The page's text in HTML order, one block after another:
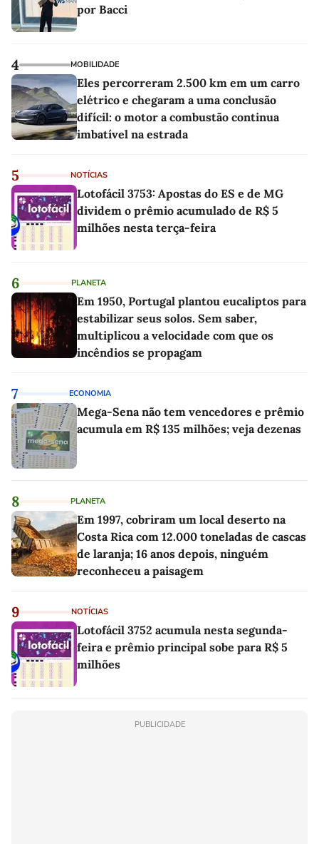
por Bacci
4 MOBILIDADE
Eles percorreram 2.500 km em um carro
elétrico e chegaram a uma conclusão
difícil: o motor a combustão continua
imbatível na estrada
5 NOTÍCIAS
Lotofácil 3753: Apostas do ES e de MG
dividem o prêmio acumulado de R$ 5
milhões nesta terça-feira
6 PLANETA
Em 1950, Portugal plantou eucaliptos para
estabilizar seus solos. Sem saber,
multiplicou a velocidade com que os
incêndios se propagam
7 ECONOMIA
Mega-Sena não tem vencedores e prêmio
acumula em R$ 135 milhões; veja dezenas
8 PLANETA
Em 1997, cobriram um local deserto na
Costa Rica com 12.000 toneladas de cascas
de laranja; 16 anos depois, ninguém
reconheceu a paisagem
9 NOTÍCIAS
Lotofácil 3752 acumula nesta segunda-
feira e prêmio principal sobe para R$ 5
milhões
PUBLICIDADE